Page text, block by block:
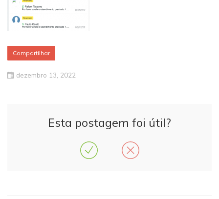
Compartilhar
dezembro 13, 2022
Esta postagem foi útil?